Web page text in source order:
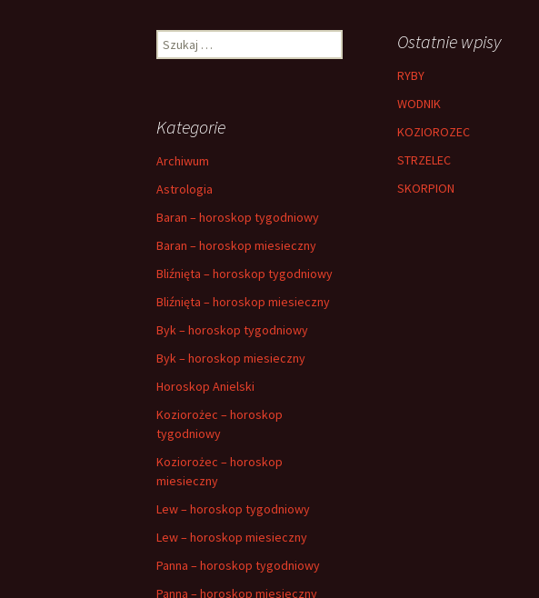
Szukaj: Ostatnie wpisy
RYBY
WODNIK
KOZIOROZEC
STRZELEC
SKORPION
Kategorie
Archiwum
Astrologia
Baran – horoskop tygodniowy
Baran – horoskop miesieczny
Bliźnięta – horoskop tygodniowy
Bliźnięta – horoskop miesieczny
Byk – horoskop tygodniowy
Byk – horoskop miesieczny
Horoskop Anielski
Koziorożec – horoskop
tygodniowy
Koziorożec – horoskop
miesieczny
Lew – horoskop tygodniowy
Lew – horoskop miesieczny
Panna – horoskop tygodniowy
Panna – horoskop miesieczny